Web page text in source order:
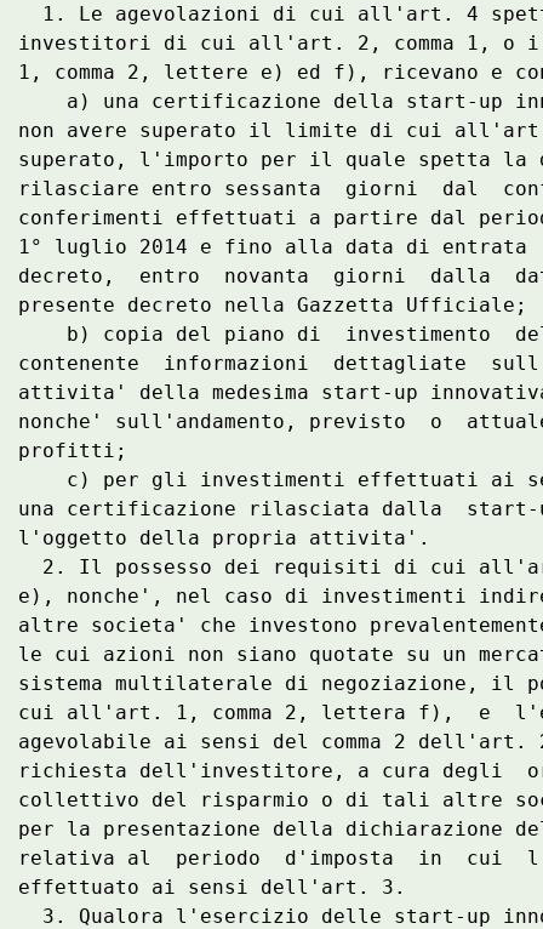
1. Le agevolazioni di cui all'art. 4
investitori di cui all'art. 2, comma 1,
1, comma 2, lettere e) ed f), ricevano e
a) una certificazione della start-up
non avere superato il limite di cui all'art.
superato, l'importo per il quale spetta la
rilasciare entro sessanta  giorni  dal
conferimenti effettuati a partire dal
1° luglio 2014 e fino alla data di
decreto,  entro  novanta  giorni  dalla
presente decreto nella Gazzetta Ufficiale;
b) copia del piano di  investimento
contenente  informazioni  dettagliate
attivita' della medesima start-up
nonche' sull'andamento, previsto  o
profitti;
c) per gli investimenti effettuati ai
una certificazione rilasciata dalla  start-
l'oggetto della propria attivita'.
2. Il possesso dei requisiti di cui
e), nonche', nel caso di investimenti
altre societa' che investono
le cui azioni non siano quotate su un
sistema multilaterale di negoziazione, il
cui all'art. 1, comma 2, lettera f),  e
agevolabile ai sensi del comma 2
richiesta dell'investitore, a cura degli
collettivo del risparmio o di tali altre
per la presentazione della dichiarazione
relativa al  periodo  d'imposta  in  cui
effettuato ai sensi dell'art. 3.
3. Qualora l'esercizio delle start-up